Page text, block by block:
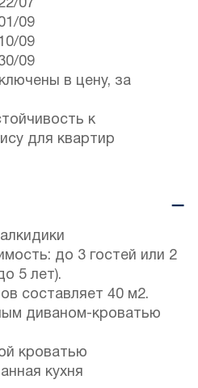
07
09
09
09
в цену, за
к
для квартир
до 3 гостей или 2
5 лет).
составляет 40 м2.
диваном-кроватью
кроватью
кухня